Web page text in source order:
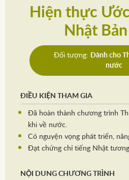
Hiện thực
Nhật
Đối tượng: Dành cho
nước
ĐIỀU KIỆN THAM GIA
Đã hoàn thành chương trình
khi về nước.
Có nguyện vọng phát triển,
Đạt chứng chỉ tiếng Nhật
NỘI DUNG CHƯƠNG TRÌNH